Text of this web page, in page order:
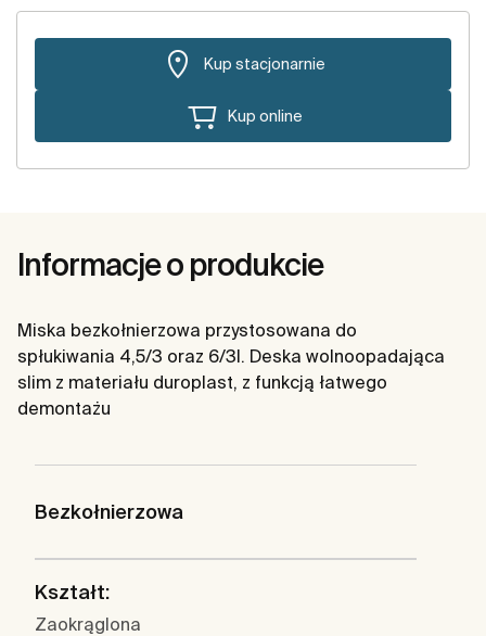
Kup stacjonarnie
Kup online
Informacje o produkcie
Miska bezkołnierzowa przystosowana do
spłukiwania 4,5/3 oraz 6/3l. Deska wolnoopadająca
slim z materiału duroplast, z funkcją łatwego
demontażu
Bezkołnierzowa
Kształt:
Zaokrąglona